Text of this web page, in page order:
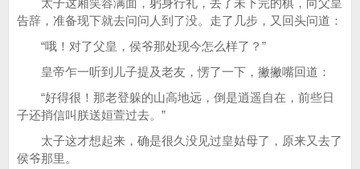
太子这厢笑容满面，躬身行礼，丢了未下完的棋，向父皇
告辞，准备现下就去问问人到了没。走了几步，又回头问道：
“哦！对了父皇，侯爷那处现今怎么样了？”
皇帝乍一听到儿子提及老友，愣了一下，撇撇嘴回道：
“好得很！那老登躲的山高地远，倒是逍遥自在，前些日
子还捎信叫朕送姮萱过去。”
太子这才想起来，确是很久没见过皇姑母了，原来又去了
侯爷那里。